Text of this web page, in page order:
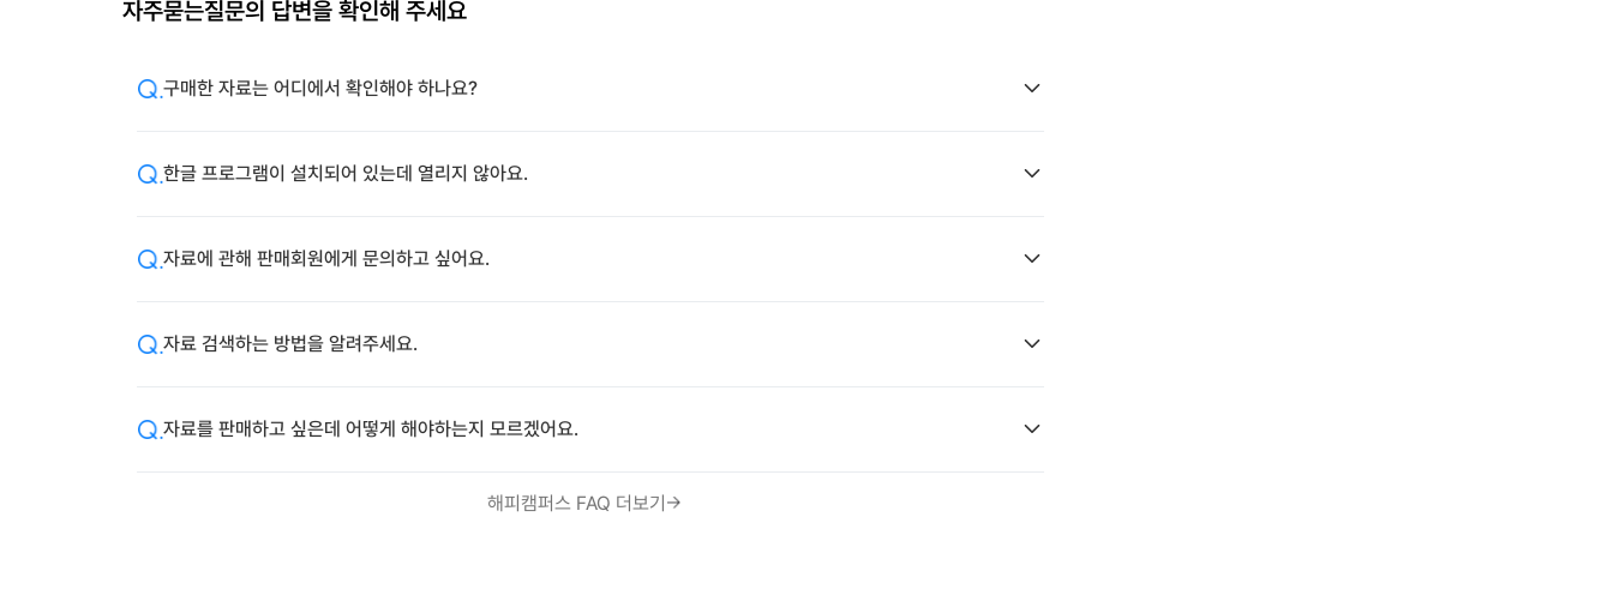
자주묻는질문의 답변을 확인해 주세요
구매한 자료는 어디에서 확인해야 하나요?
한글 프로그램이 설치되어 있는데 열리지 않아요.
자료에 관해 판매회원에게 문의하고 싶어요.
자료 검색하는 방법을 알려주세요.
자료를 판매하고 싶은데 어떻게 해야하는지 모르겠어요.
해피캠퍼스 FAQ 더보기